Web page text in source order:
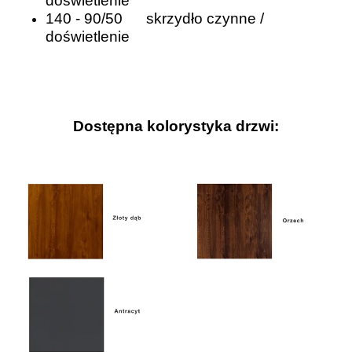
140 - 90/50 skrzydło czynne /
doświetlenie
Dostępna kolorystyka drzwi: